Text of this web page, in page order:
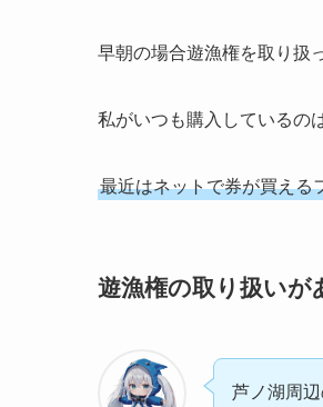
早朝の場合遊漁権を取り扱
私がいつも購入しているの
最近はネットで券が買える
遊漁権の取り扱いが
芦ノ湖周